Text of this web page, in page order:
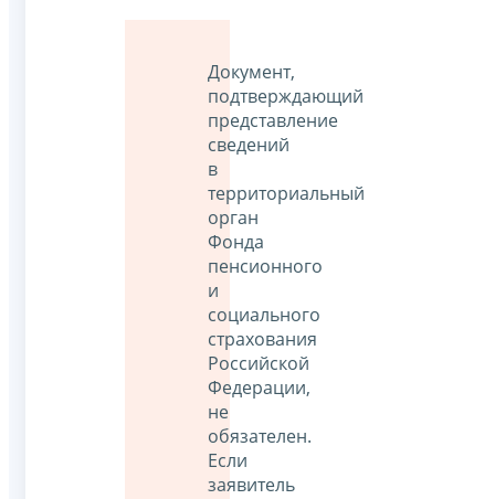
Документ,
подтверждающий
представление
сведений
в
территориальный
орган
Фонда
пенсионного
и
социального
страхования
Российской
Федерации,
не
обязателен.
Если
заявитель